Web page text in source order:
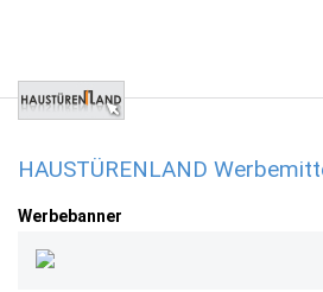
HAUSTÜRENLAND
Werbebanner